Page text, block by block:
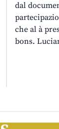
dal
che al à
bons.